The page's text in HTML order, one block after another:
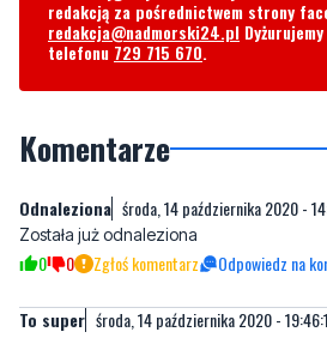
Komentarze
Została już odnaleziona
To super środa, 14 października 2020 - 19:46:16
Tylko czemu autor tekstu nie nadmieni w
0 0 Zgłoś komentarz Odpowiedz na